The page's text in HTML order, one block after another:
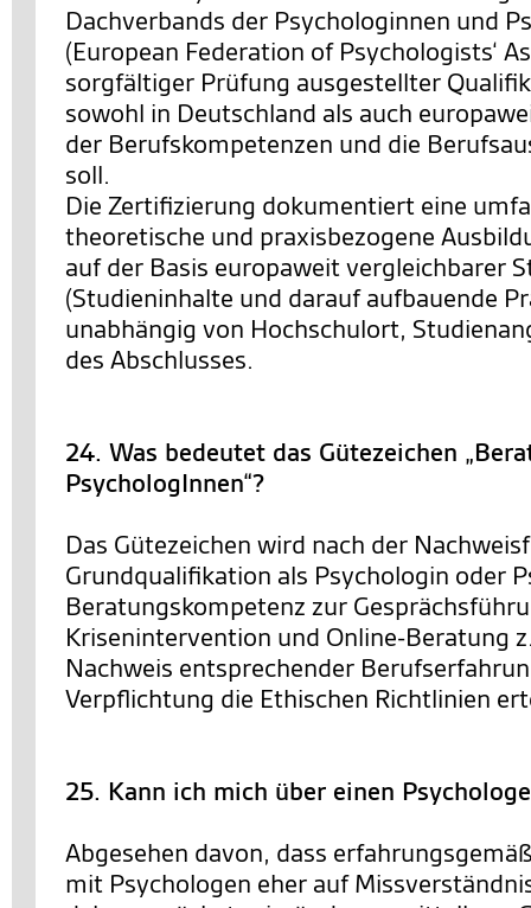
Dachverbands der Psychologinnen und
(European Federation of Psychologists‘
sorgfältiger Prüfung ausgestellter
sowohl in Deutschland als auch
der Berufskompetenzen und die
soll.
Die Zertifizierung dokumentiert eine
theoretische und praxisbezogene
auf der Basis europaweit vergleichbarer
(Studieninhalte und darauf aufbauende
unabhängig von Hochschulort,
des Abschlusses.
24. Was bedeutet das Gütezeichen
PsychologInnen“?
Das Gütezeichen wird nach der
Grundqualifikation als Psychologin oder
Beratungskompetenz zur
Krisenintervention und Online-Beratung
Nachweis entsprechender
Verpflichtung die Ethischen Richtlinien
25. Kann ich mich über einen
Abgesehen davon, dass
mit Psychologen eher auf